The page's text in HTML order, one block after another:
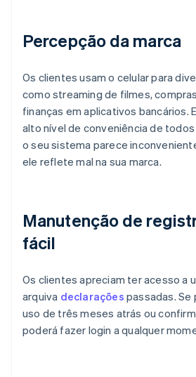
Percepção da marca
Os clientes usam o celular para
como streaming de filmes,
finanças em aplicativos bancários.
alto nível de conveniência de
o seu sistema parece
ele reflete mal na sua marca.
Manutenção de
fácil
Os clientes apreciam ter acesso a
arquiva declarações passadas. Se
uso de três meses atrás ou
poderá fazer login a qualquer